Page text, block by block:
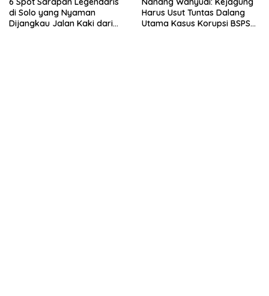
di Solo yang Nyaman
Dijangkau Jalan Kaki dari
Harus Usut Tuntas Dalang
Utama Kasus Korupsi BSPS